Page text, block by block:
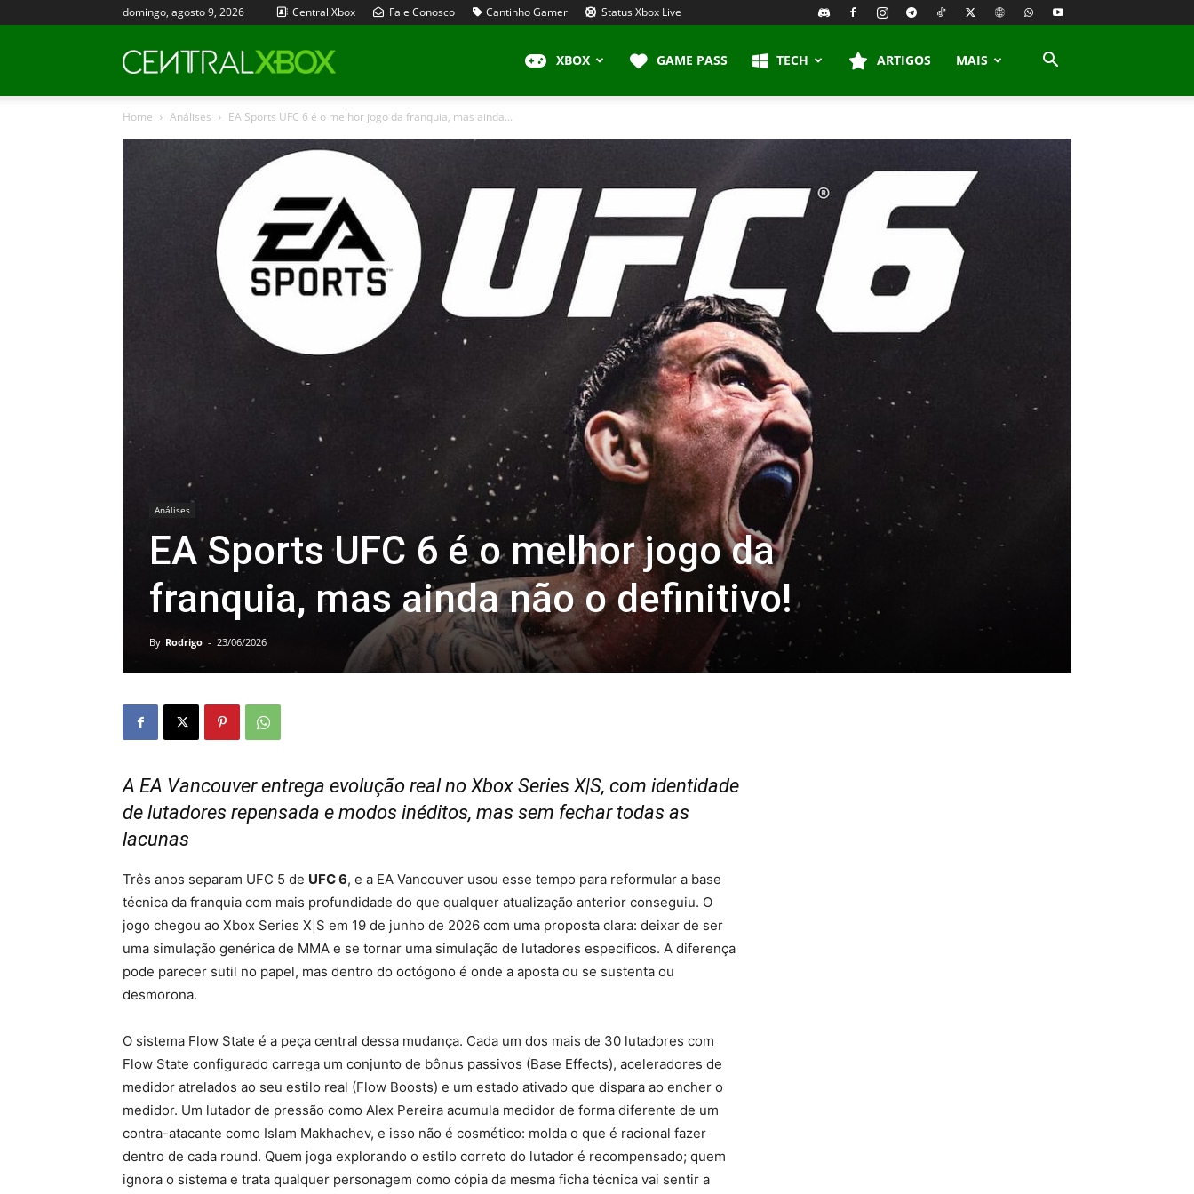
domingo, agosto 9, 2026 Central Xbox Fale Conosco Cantinho Gamer Status Xbox Live
XBOX GAME PASS TECH ARTIGOS MAIS
Home Análises EA Sports UFC 6 é o melhor jogo da franquia, mas ainda...
Análises
EA Sports UFC 6 é o melhor jogo da
franquia, mas ainda não o definitivo!
By Rodrigo - 23/06/2026
A EA Vancouver entrega evolução real no Xbox Series X|S, com identidade
de lutadores repensada e modos inéditos, mas sem fechar todas as
lacunas
Três anos separam UFC 5 de UFC 6, e a EA Vancouver usou esse tempo para reformular a base
técnica da franquia com mais profundidade do que qualquer atualização anterior conseguiu. O
jogo chegou ao Xbox Series X|S em 19 de junho de 2026 com uma proposta clara: deixar de ser
uma simulação genérica de MMA e se tornar uma simulação de lutadores específicos. A diferença
pode parecer sutil no papel, mas dentro do octógono é onde a aposta ou se sustenta ou
desmorona.
O sistema Flow State é a peça central dessa mudança. Cada um dos mais de 30 lutadores com
Flow State configurado carrega um conjunto de bônus passivos (Base Effects), aceleradores de
medidor atrelados ao seu estilo real (Flow Boosts) e um estado ativado que dispara ao encher o
medidor. Um lutador de pressão como Alex Pereira acumula medidor de forma diferente de um
contra-atacante como Islam Makhachev, e isso não é cosmético: molda o que é racional fazer
dentro de cada round. Quem joga explorando o estilo correto do lutador é recompensado; quem
ignora o sistema e trata qualquer personagem como cópia da mesma ficha técnica vai sentir a